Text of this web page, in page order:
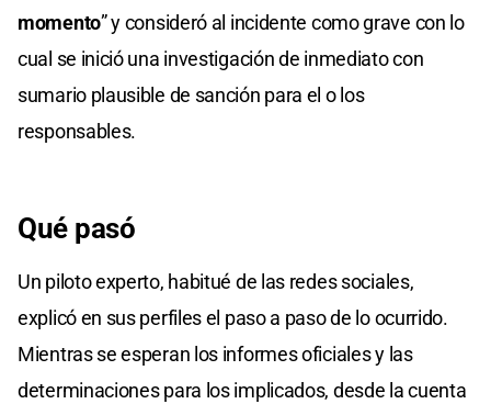
momento” y consideró al incidente como grave con lo
cual se inició una investigación de inmediato con
sumario plausible de sanción para el o los
responsables.
Qué pasó
Un piloto experto, habitué de las redes sociales,
explicó en sus perfiles el paso a paso de lo ocurrido.
Mientras se esperan los informes oficiales y las
determinaciones para los implicados, desde la cuenta